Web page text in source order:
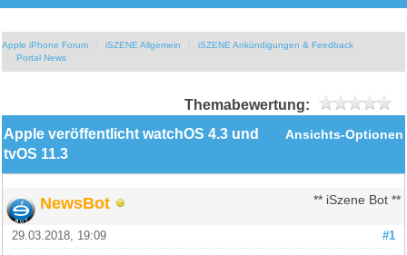
Apple iPhone Forum iSZENE Allgemein
iSZENE Ankündigungen & Feedback
Portal News
Themabewertung:
Ansichts-Optionen
Apple veröffentlicht watchOS 4.3 und
tvOS 11.3
NewsBot ** iSzene Bot **
#1
29.03.2018, 19:09